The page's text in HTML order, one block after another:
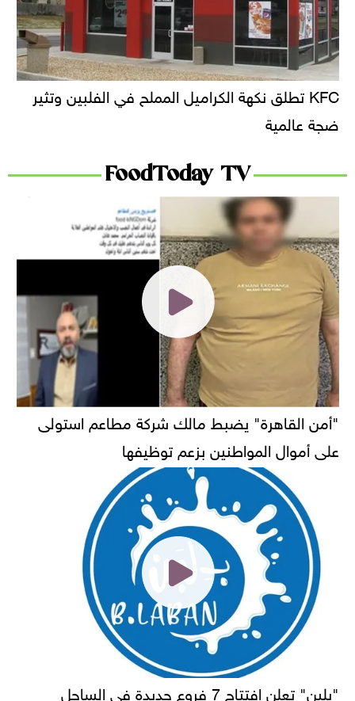
KFC تطلق نكهة الكراميل المملح في الفلبين وتثير
ضجة عالمية
FoodToday TV
"أمن القاهرة" يضبط مالك شركة مطاعم استولى
على أموال المواطنين بزعم توظيفها
"بلبن" تعلن افتتاح 7 فروع جديدة في الساحل